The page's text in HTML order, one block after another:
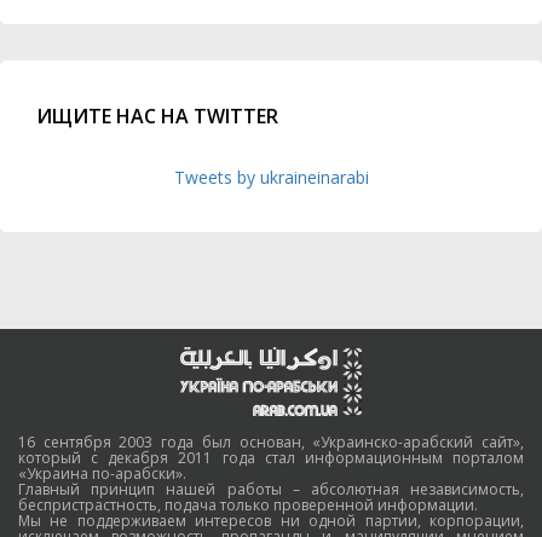
ИЩИТЕ НАС НА TWITTER
Tweets by ukraineinarabi
16 сентября 2003 года был основан, «Украинско-арабский сайт»,
который с декабря 2011 года стал информационным порталом
«Украина по-арабски».
Главный принцип нашей работы – абсолютная независимость,
беспристрастность, подача только проверенной информации.
Мы не поддерживаем интересов ни одной партии, корпорации,